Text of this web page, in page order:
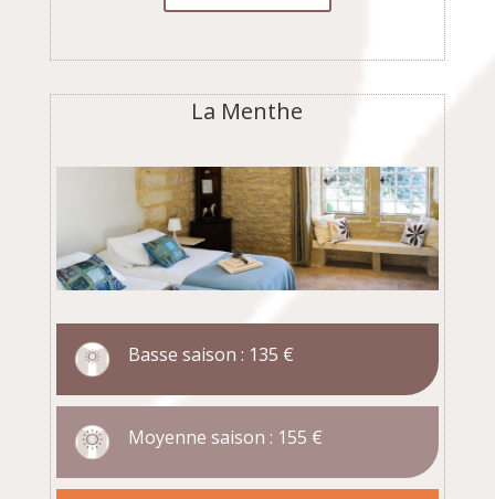
La Menthe
Basse saison : 135 €
Moyenne saison : 155 €